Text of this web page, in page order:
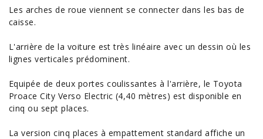
Les arches de roue viennent se connecter dans les bas de
caisse.
L'arrière de la voiture est très linéaire avec un dessin où les
lignes verticales prédominent.
Equipée de deux portes coulissantes à l'arrière, le Toyota
Proace City Verso Electric (4,40 mètres) est disponible en
cinq ou sept places.
La version cinq places à empattement standard affiche un